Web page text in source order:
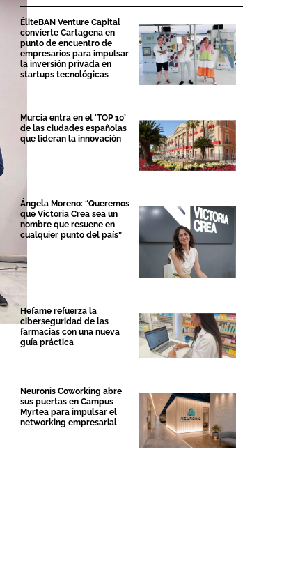
ÉliteBAN Venture Capital
convierte Cartagena en
punto de encuentro de
empresarios para impulsar
la inversión privada en
startups tecnológicas
Murcia entra en el ‘TOP 10’
de las ciudades españolas
que lideran la innovación
Ángela Moreno: “Queremos
que Victoria Crea sea un
nombre que resuene en
cualquier punto del país”
Hefame refuerza la
ciberseguridad de las
farmacias con una nueva
guía práctica
Neuronis Coworking abre
sus puertas en Campus
Myrtea para impulsar el
networking empresarial